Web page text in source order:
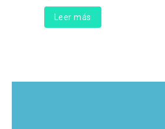
Leer más